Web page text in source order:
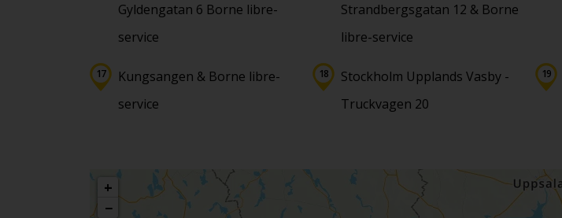
Gyldengatan 6 Borne libre-
service
Strandbergsgatan 12 & Borne
libre-service
Kungsangen & Borne libre-
service
Stockholm Upplands Vasby -
Truckvagen 20
+
−